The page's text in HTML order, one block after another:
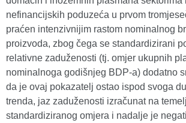
nefinancijskih poduzeća u prvom
praćen intenzivnijim rastom nominalnog
proizvoda, zbog čega se standardizirani
relativne zaduženosti (tj. omjer ukupnih
nominalnoga godišnjeg BDP-a) dodatno
da je ovaj pokazatelj ostao ispod svoga
trenda, jaz zaduženosti izračunat na
standardiziranog omjera i nadalje je